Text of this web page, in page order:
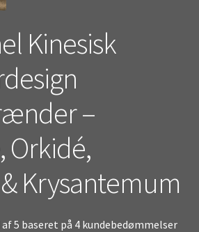
Kinesisk
–
Orkidé,
Krysantemum
5 baseret på 4kundebedømmelser